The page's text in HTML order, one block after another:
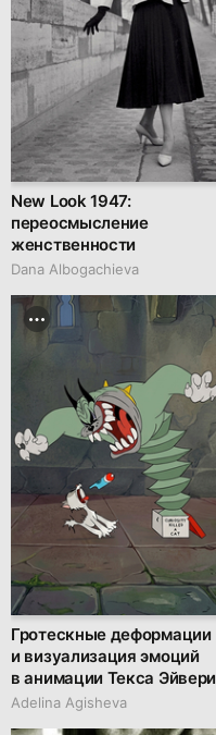
New Look 1947:
переосмысление
женственности
Dana Albogachieva
Гротескные деформации
и визуализация эмоций
в анимации Текса Эйвери
Adelina Agisheva